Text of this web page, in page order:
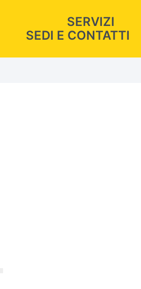
SERVIZI
SEDI E CONTATTI